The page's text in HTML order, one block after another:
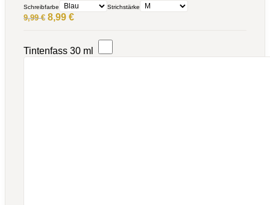
Schreibfarbe Strichstärke
9,99€ Ursprünglicher
9,99 €
8,99 €Aktueller
8,99 €.
Tintenfass 30 ml